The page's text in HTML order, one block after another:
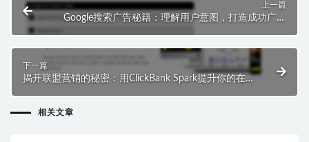
上一篇
Google搜索广告秘籍：理解用户意图，打造成功广告
下一篇
揭开联盟营销的秘密：用ClickBank Spark提升你的在
相关文章